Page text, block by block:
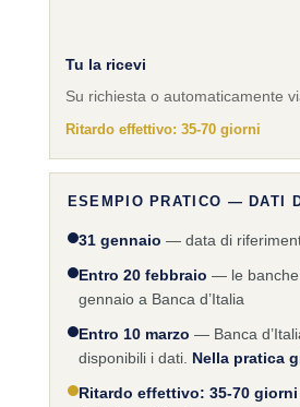
Tu la ricevi
Su richiesta o automaticamente
Ritardo effettivo: 35-70 giorni
ESEMPIO PRATICO — DATI
31 gennaio — data di
Entro 20 febbraio — le banche
gennaio a Banca d’Italia
Entro 10 marzo — Banca
disponibili i dati. Nella pratica
Ritardo effettivo: 35-70 giorni